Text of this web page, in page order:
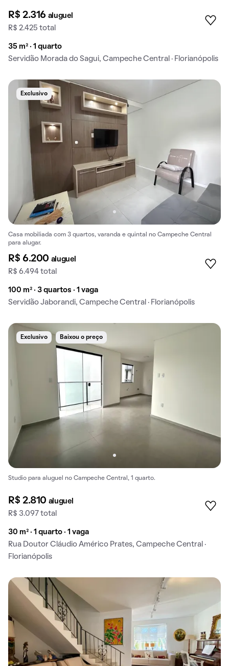
R$ 2.316 aluguel
R$ 2.425 total
35 m² · 1 quarto
Servidão Morada do Sagui, Campeche Central · Florianópolis
Exclusivo
Casa mobiliada com 3 quartos, varanda e quintal no Campeche Central
para alugar.
R$ 6.200 aluguel
R$ 6.494 total
100 m² · 3 quartos · 1 vaga
Servidão Jaborandi, Campeche Central · Florianópolis
Exclusivo Baixou o preço
Studio para aluguel no Campeche Central, 1 quarto.
R$ 2.810 aluguel
R$ 3.097 total
30 m² · 1 quarto · 1 vaga
Rua Doutor Cláudio Américo Prates, Campeche Central ·
Florianópolis